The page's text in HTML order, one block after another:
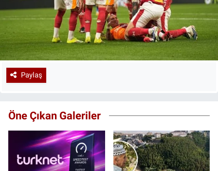
Paylaş
Öne Çıkan Galeriler